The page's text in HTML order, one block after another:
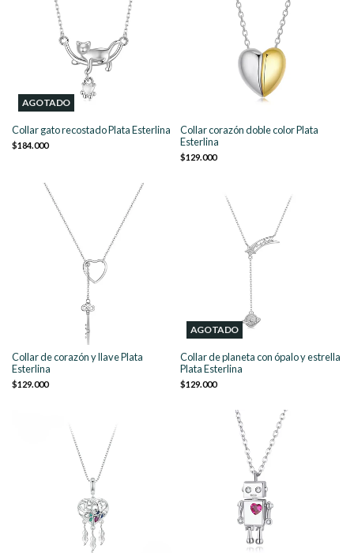
AGOTADO
Collar gato recostado Plata Esterlina
$184.000
Collar corazón doble color Plata
Esterlina
$129.000
Collar de corazón y llave Plata
Esterlina
$129.000
AGOTADO
Collar de planeta con ópalo y estrella
Plata Esterlina
$129.000